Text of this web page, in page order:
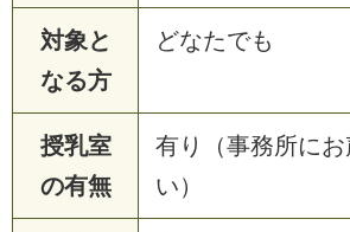
対象と
なる方
どなたでも
授乳室
の有無
有り（事務所にお
い）